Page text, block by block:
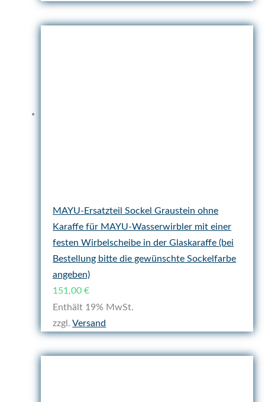
MAYU-Ersatzteil Sockel Graustein ohne
Karaffe für MAYU-Wasserwirbler mit einer
festen Wirbelscheibe in der Glaskaraffe (bei
Bestellung bitte die gewünschte Sockelfarbe
angeben)
151,00€
Enthält 19% MwSt.
zzgl.Versand